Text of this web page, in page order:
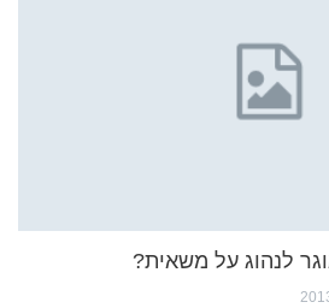
לנהוג על משאית?